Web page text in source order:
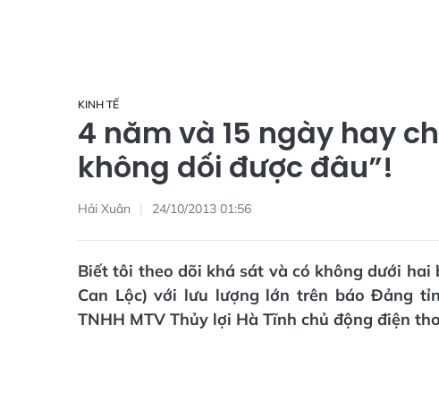
KINH TẾ
4 năm và 15 ngày hay
không dối được đâu”!
Hải Xuân 24/10/2013 01:56
Biết tôi theo dõi khá sát và có không dưới hai
Can Lộc) với lưu lượng lớn trên báo Đảng
TNHH MTV Thủy lợi Hà Tĩnh chủ động điện